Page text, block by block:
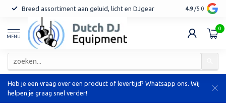
Breed assortiment aan geluid, licht en DJgear Tot 7 jaar
4.9 /5.0
MENU
0
Heb je een vraag over een product of levertijd? Whatsapp ons. Wij
helpen je graag snel verder!